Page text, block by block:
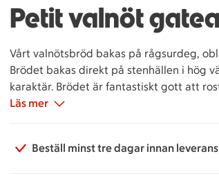
Petit valnöt
Vårt valnötsbröd bakas på rågsurdeg,
Brödet bakas direkt på stenhällen i hög
karaktär. Brödet är fantastiskt gott att
ost och vin.
Läs mer
Beställ minst tre dagar innan